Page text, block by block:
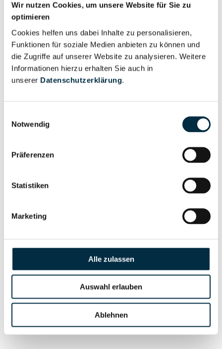
Wir nutzen Cookies, um unsere Website für Sie zu
optimieren
Cookies helfen uns dabei Inhalte zu personalisieren,
Funktionen für soziale Medien anbieten zu können und
die Zugriffe auf unserer Website zu analysieren. Weitere
Informationen hierzu erhalten Sie auch in
unserer Datenschutzerklärung.
Notwendig
Präferenzen
Statistiken
Marketing
Alle zulassen
Auswahl erlauben
Ablehnen
Geschäftsführer (1)
Nutzer
Wirtschaftlich
Berechtigter
Vollständiges
Unternehmensprofil
Gesellschafterstruktur
Unternehmensprofil
anfragen
Wirtschaftlich
Berechtigten Pfad
Vollständiges
Unternehmensprofil
anfragen